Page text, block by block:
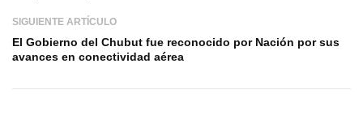
SIGUIENTE ARTÍCULO
El Gobierno del Chubut fue reconocido por Nación por sus
avances en conectividad aérea